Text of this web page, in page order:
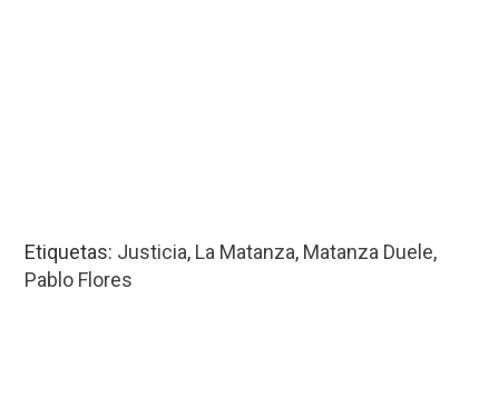
Etiquetas: Justicia, La Matanza, Matanza Duele,
Pablo Flores